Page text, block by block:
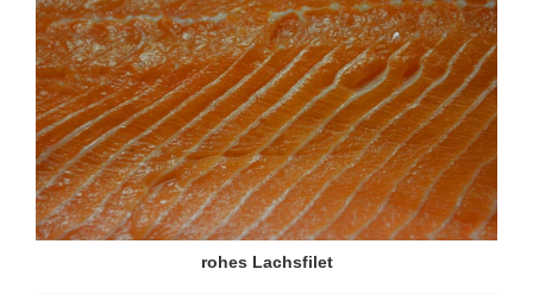
rohes Lachsfilet